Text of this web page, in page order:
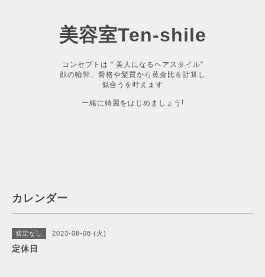
美容室Ten-shile
コンセプトは " 美人になるヘアスタイル"
顔の輪郭、骨格や髪質から黄金比を計算し
似合うを叶えます
一緒に綺麗をはじめましょう!
カレンダー
指定なし 2023-08-08 (火)
定休日